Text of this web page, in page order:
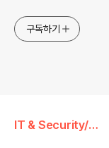
구독하기
IT & Security/리눅스 :: 정보